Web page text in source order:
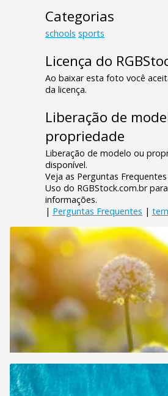
Categorias
schools sports
Licença do
Ao baixar esta foto você
da licença.
Liberação de
propriedade
Liberação de modelo ou
disponível.
Veja as Perguntas
Uso do RGBStock.com.br
informações.
| Perguntas Frequentes |